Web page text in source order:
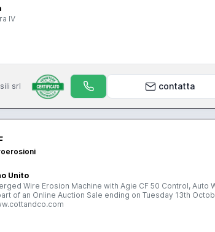
IV
srl
contatta
Unito
Wire Erosion Machine with Agie CF 50 Control, Auto
Auction Sale ending on Tuesday 13th October 2015 at 3.00pm (UK Time)